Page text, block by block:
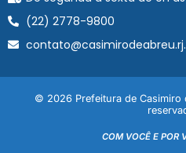
(22) 2778-9800
© 2026 Prefeitura de Casimiro
COM VOCÊ E POR